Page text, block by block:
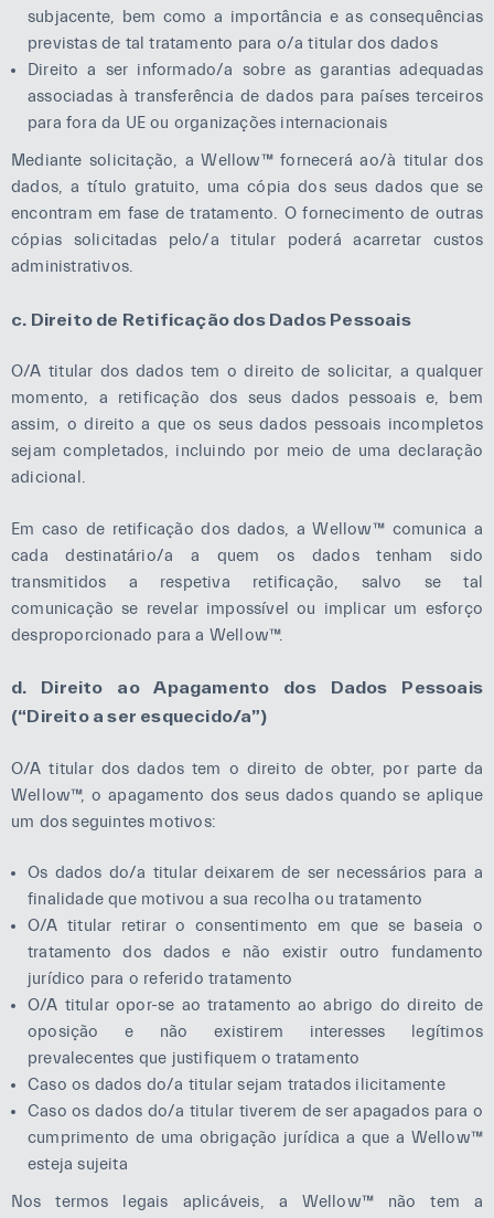
subjacente, bem como a importância e as consequências
previstas de tal tratamento para o/a titular dos dados
Direito a ser informado/a sobre as garantias adequadas
associadas à transferência de dados para países terceiros
para fora da UE ou organizações internacionais
Mediante solicitação, a Wellow™ fornecerá ao/à titular dos
dados, a título gratuito, uma cópia dos seus dados que se
encontram em fase de tratamento. O fornecimento de outras
cópias solicitadas pelo/a titular poderá acarretar custos
administrativos.
c. Direito de Retificação dos Dados Pessoais
O/A titular dos dados tem o direito de solicitar, a qualquer
momento, a retificação dos seus dados pessoais e, bem
assim, o direito a que os seus dados pessoais incompletos
sejam completados, incluindo por meio de uma declaração
adicional.
Em caso de retificação dos dados, a Wellow™ comunica a
cada destinatário/a a quem os dados tenham sido
transmitidos a respetiva retificação, salvo se tal
comunicação se revelar impossível ou implicar um esforço
desproporcionado para a Wellow™.
d. Direito ao Apagamento dos Dados Pessoais
(“Direito a ser esquecido/a”)
O/A titular dos dados tem o direito de obter, por parte da
Wellow™, o apagamento dos seus dados quando se aplique
um dos seguintes motivos:
Os dados do/a titular deixarem de ser necessários para a
finalidade que motivou a sua recolha ou tratamento
O/A titular retirar o consentimento em que se baseia o
tratamento dos dados e não existir outro fundamento
jurídico para o referido tratamento
O/A titular opor-se ao tratamento ao abrigo do direito de
oposição e não existirem interesses legítimos
prevalecentes que justifiquem o tratamento
Caso os dados do/a titular sejam tratados ilicitamente
Caso os dados do/a titular tiverem de ser apagados para o
cumprimento de uma obrigação jurídica a que a Wellow™
esteja sujeita
Nos termos legais aplicáveis, a Wellow™ não tem a